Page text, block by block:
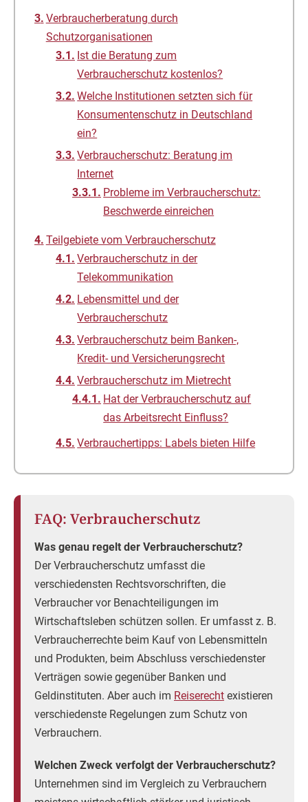
Verbraucherberatung durch
Schutzorganisationen
Ist die Beratung zum
Verbraucherschutz kostenlos?
Welche Institutionen setzten sich für
Konsumentenschutz in Deutschland
ein?
Verbraucherschutz: Beratung im
Internet
Probleme im Verbraucherschutz:
Beschwerde einreichen
Teilgebiete vom Verbraucherschutz
Verbraucherschutz in der
Telekommunikation
Lebensmittel und der
Verbraucherschutz
Verbraucherschutz beim Banken-,
Kredit- und Versicherungsrecht
Verbraucherschutz im Mietrecht
Hat der Verbraucherschutz auf
das Arbeitsrecht Einfluss?
Verbrauchertipps: Labels bieten Hilfe
FAQ: Verbraucherschutz
Was genau regelt der Verbraucherschutz?
Der Verbraucherschutz umfasst die
verschiedensten Rechtsvorschriften, die
Verbraucher vor Benachteiligungen im
Wirtschaftsleben schützen sollen. Er umfasst z. B.
Verbraucherrechte beim Kauf von Lebensmitteln
und Produkten, beim Abschluss verschiedenster
Verträgen sowie gegenüber Banken und
Geldinstituten. Aber auch im Reiserecht existieren
verschiedenste Regelungen zum Schutz von
Verbrauchern.
Welchen Zweck verfolgt der Verbraucherschutz?
Unternehmen sind im Vergleich zu Verbrauchern